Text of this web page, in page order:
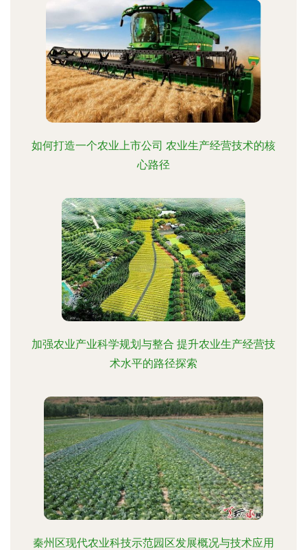
如何打造一个农业上市公司 农业生产经营技术的核
心路径
加强农业产业科学规划与整合 提升农业生产经营技
术水平的路径探索
秦州区现代农业科技示范园区发展概况与技术应用